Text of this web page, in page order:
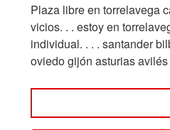
Plaza libre en torrelavega
vicios. . . estoy en
individual. . . . santander
oviedo gijón asturias